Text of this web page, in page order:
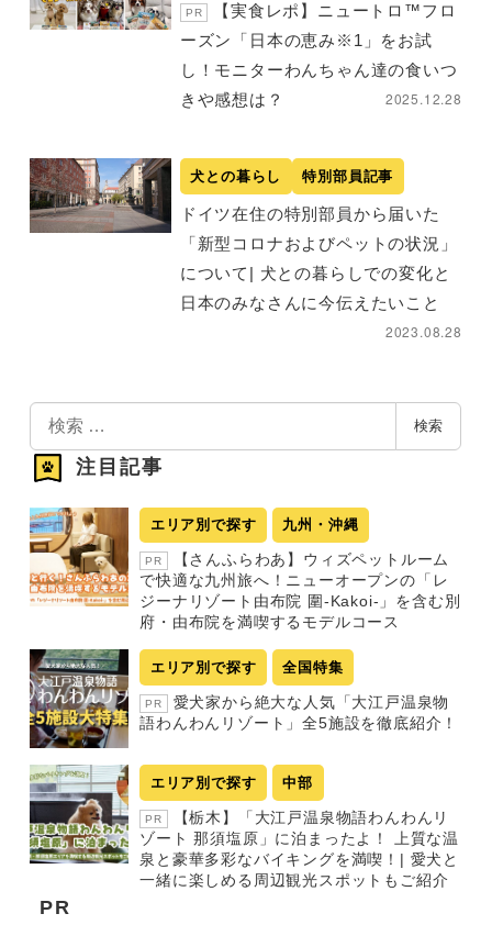
PR
【実食レポ】ニュートロ™フロ
ーズン「日本の恵み※1」をお試
し！モニターわんちゃん達の食いつ
きや感想は？
2025.12.28
犬との暮らし 特別部員記事
ドイツ在住の特別部員から届いた
「新型コロナおよびペットの状況」
について| 犬との暮らしでの変化と
日本のみなさんに今伝えたいこと
2023.08.28
検
索
検索
注目記事
エリア別で探す 九州・沖縄
PR
【さんふらわあ】ウィズペットルーム
で快適な九州旅へ！ニューオープンの「レ
ジーナリゾート由布院 圍-Kakoi-」を含む別
府・由布院を満喫するモデルコース
エリア別で探す 全国特集
PR
愛犬家から絶大な人気「大江戸温泉物
語わんわんリゾート」全5施設を徹底紹介！
エリア別で探す 中部
PR
【栃木】「大江戸温泉物語わんわんリ
ゾート 那須塩原」に泊まったよ！ 上質な温
泉と豪華多彩なバイキングを満喫！| 愛犬と
一緒に楽しめる周辺観光スポットもご紹介
PR